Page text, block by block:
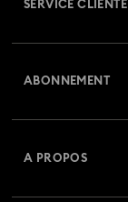
SERVICE
ABONNEMENT
A PROPOS